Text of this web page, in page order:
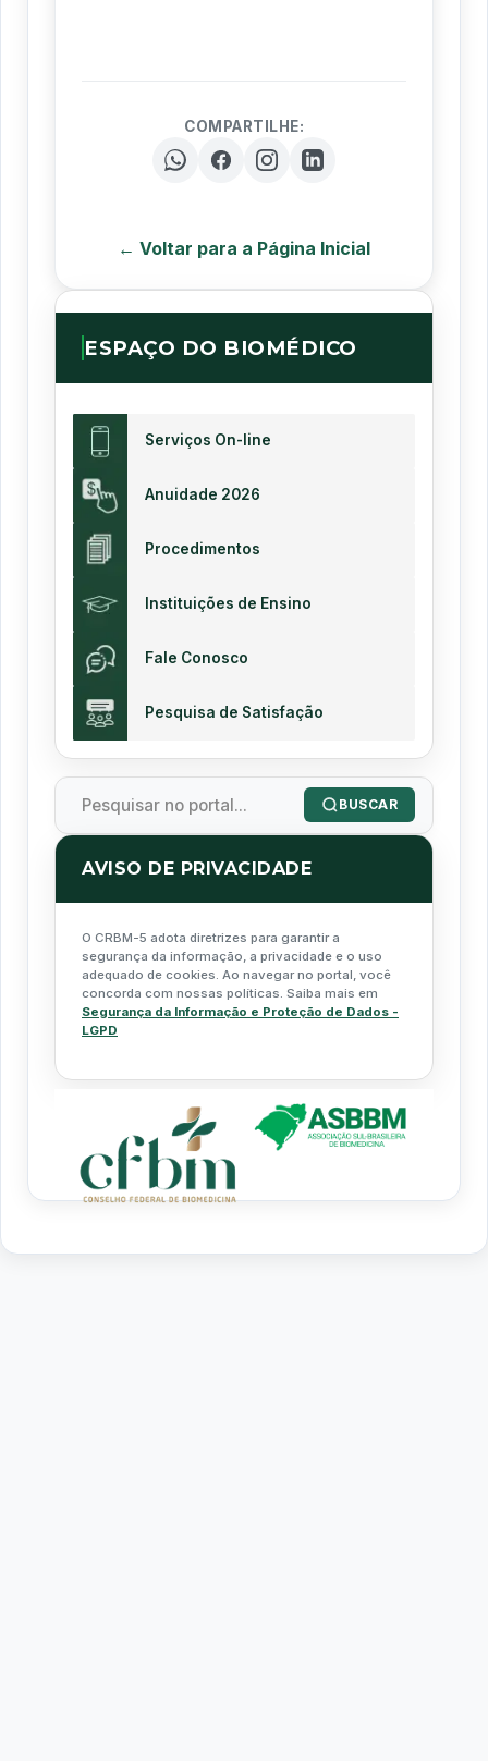
COMPARTILHE:
← Voltar para a Página Inicial
ESPAÇO DO BIOMÉDICO
Serviços On-line
Anuidade 2026
Procedimentos
Instituições de Ensino
Fale Conosco
Pesquisa de Satisfação
BUSCAR
AVISO DE PRIVACIDADE
O CRBM-5 adota diretrizes para garantir a
segurança da informação, a privacidade e o uso
adequado de cookies. Ao navegar no portal, você
concorda com nossas políticas. Saiba mais em
Segurança da Informação e Proteção de Dados -
LGPD